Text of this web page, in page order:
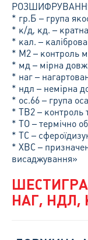
* гр.Б – група
* к/д, кд. –
* кал. –
* М2 – контроль
* мд – мірна
* наг –
* ндл – немірна
* ос.66 – група
* ТВ2 – контроль
* ТО – термічно
* ТС –
* ХВС –
висаджування»
НАГ, НДЛ,